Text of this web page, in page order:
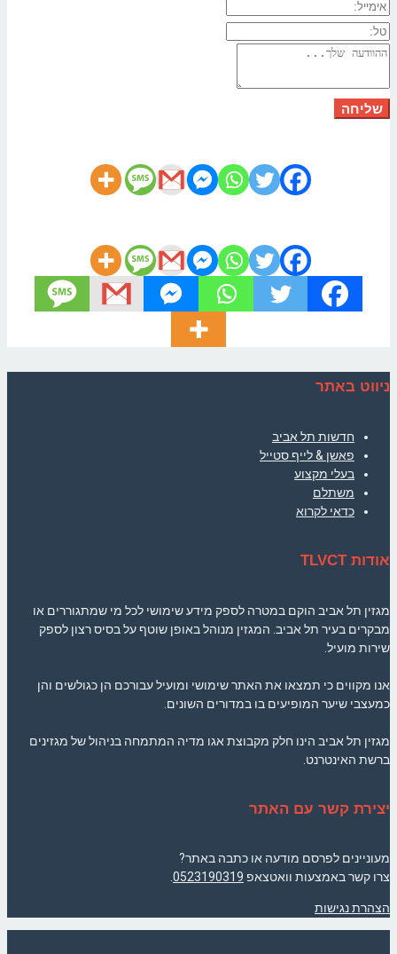
שליחה
ניווט באתר
חדשות תל אביב
פאשן & לייף סטייל
בעלי מקצוע
משתלם
כדאי לקרוא
אודות TLVCT
מגזין תל אביב הוקם במטרה לספק מידע שימושי לכל מי שמתגוררים או
מבקרים בעיר תל אביב. המגזין מנוהל באופן שוטף על בסיס רצון לספק
שירות מועיל.
אנו מקווים כי תמצאו את האתר שימושי ומועיל עבורכם הן כגולשים והן
כמעצבי שיער המופיעים בו במדורים השונים.
מגזין תל אביב הינו חלק מקבוצת אגו מדיה המתמחה בניהול של מגזינים
ברשת האינטרנט.
יצירת קשר עם האתר
מעוניינים לפרסם מודעה או כתבה באתר?
צרו קשר באמצעות וואטצאפ 0523190319
.
הצהרת נגישות